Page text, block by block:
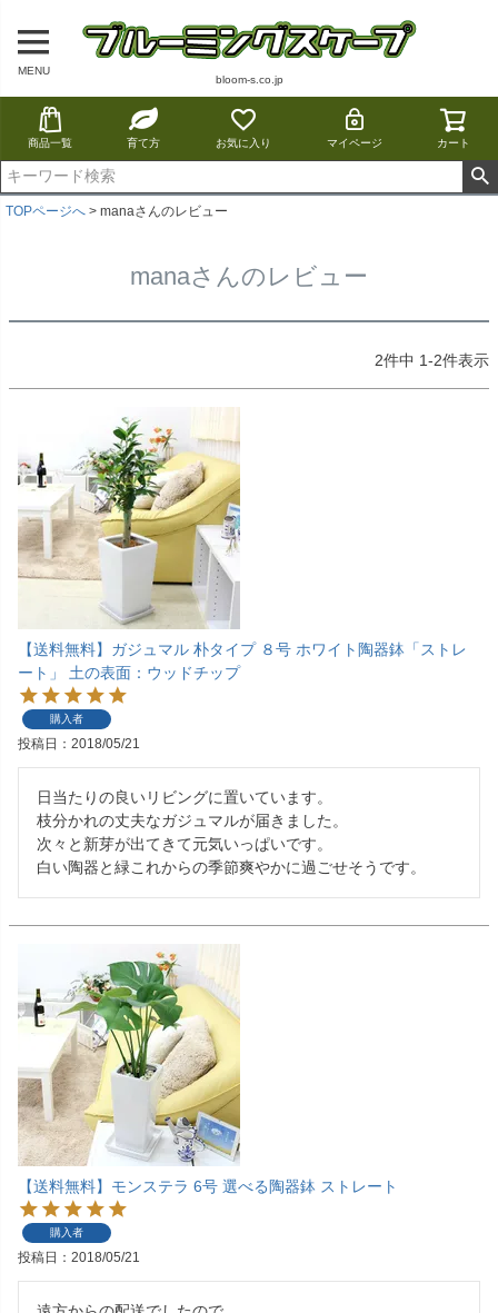
MENU
bloom-s.co.jp
商品一覧 育て方 お気に入り マイページ カート
TOPページへ manaさんのレビュー
manaさんのレビュー
2件中 1-2件表示
【送料無料】ガジュマル 朴タイプ ８号 ホワイト陶器鉢「ストレ
ート」 土の表面：ウッドチップ
購入者
投稿日 2018/05/21
日当たりの良いリビングに置いています。
枝分かれの丈夫なガジュマルが届きました。
次々と新芽が出てきて元気いっぱいです。
白い陶器と緑これからの季節爽やかに過ごせそうです。
【送料無料】モンステラ 6号 選べる陶器鉢 ストレート
購入者
投稿日 2018/05/21